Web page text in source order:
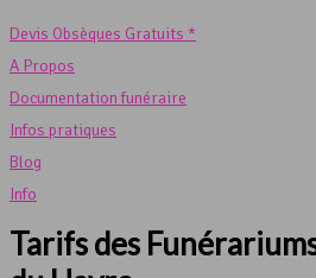
Devis Obsèques Gratuits *
A Propos
Documentation funéraire
Infos pratiques
Blog
Info
Tarifs des